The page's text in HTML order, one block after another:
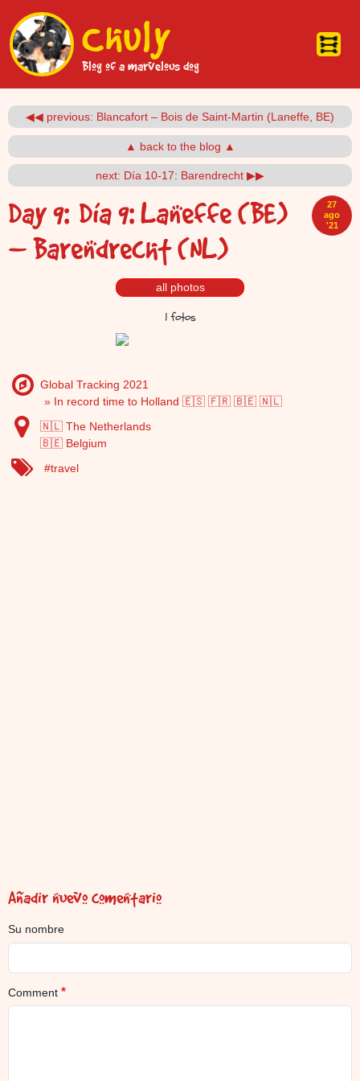
Chuly
Blog of a marvelous dog
◀◀ previous: Blancafort – Bois de Saint-Martin (Laneffe, BE)
▲ back to the blog ▲
next: Día 10-17: Barendrecht ▶▶
27
ago
'21
Day 9: Día 9: Laneffe (BE)
– Barendrecht (NL)
all photos
1 fotos
Global Tracking 2021
In record time to Holland 🇪🇸 🇫🇷 🇧🇪 🇳🇱
🇳🇱 The Netherlands
🇧🇪 Belgium
travel
Añadir nuevo comentario
Su nombre
Comment